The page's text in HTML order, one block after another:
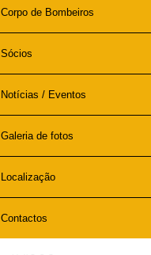
Corpo de Bombeiros
Sócios
Notícias / Eventos
Galeria de fotos
Localização
Contactos